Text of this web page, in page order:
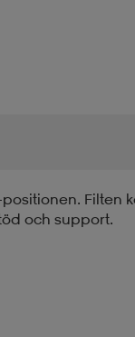
Filten
och support.